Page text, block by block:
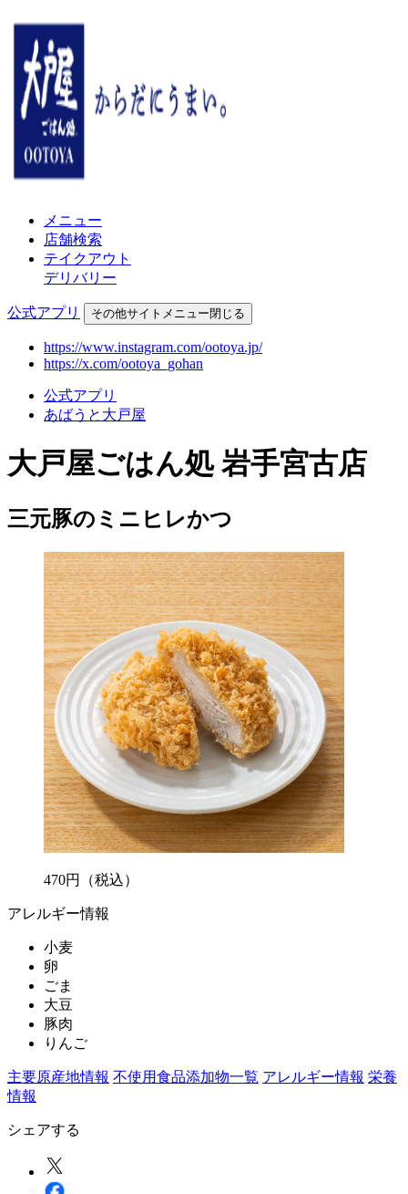
メニュー
店舗検索
テイクアウト
デリバリー
公式アプリ その他サイトメニュー閉じる
https://www.instagram.com/ootoya.jp/
https://x.com/ootoya_gohan
公式アプリ
あばうと大戸屋
大戸屋ごはん処 岩手宮古店
三元豚のミニヒレかつ
470円 （税込）
アレルギー情報
小麦
卵
ごま
大豆
豚肉
りんご
主要原産地情報 不使用食品添加物一覧 アレルギー情報 栄養
情報
シェアする